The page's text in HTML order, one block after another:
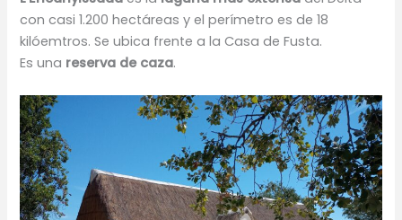
con casi 1.200 hectáreas y el perímetro es de 18
kilóemtros. Se ubica frente a la Casa de Fusta.
Es una reserva de caza.